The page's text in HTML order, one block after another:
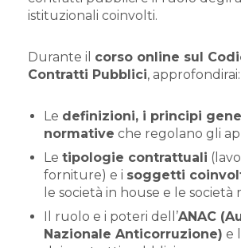
istituzionali coinvolti.
Durante il corso online sul
Contratti Pubblici, approfondirai:
Le definizioni, i principi
normative che regolano gli
Le tipologie contrattuali
forniture) e i soggetti
le società in house e le società
Il ruolo e i poteri dell’ANAC
Nazionale Anticorruzione) e